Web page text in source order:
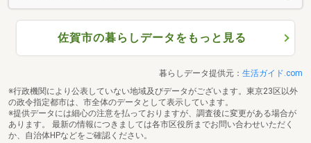
佐賀市の暮らしデータをもっと見る
暮らしデータ提供元： 生活ガイド.com
※行政機関により公表していない地域及びデータがございます。東京23区以外
の政令指定都市は、市全体のデータとして表示しています。
※提供データには細心の注意を払っておりますが、調査後に変更がある場合が
あります。 最新の情報につきましては各市区役所までお問い合わせいただく
か、自治体HPなどをご確認ください。